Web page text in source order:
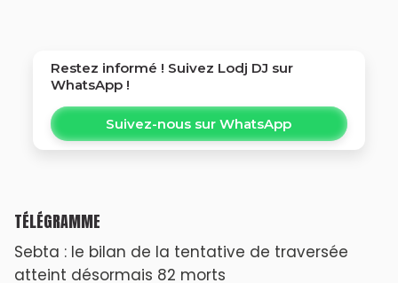
Restez informé ! Suivez Lodj DJ sur
WhatsApp !
Suivez-nous sur WhatsApp
TÉLÉGRAMME
Sebta : le bilan de la tentative de traversée
atteint désormais 82 morts